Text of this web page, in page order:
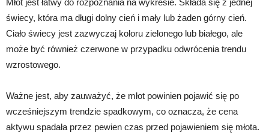
świecy, która ma długi dolny cień i mały lub żaden górny cień.
Ciało świecy jest zazwyczaj koloru zielonego lub białego, ale
może być również czerwone w przypadku odwrócenia trendu
wzrostowego.
Ważne jest, aby zauważyć, że młot powinien pojawić się po
wcześniejszym trendzie spadkowym, co oznacza, że cena
aktywu spadała przez pewien czas przed pojawieniem się młota.